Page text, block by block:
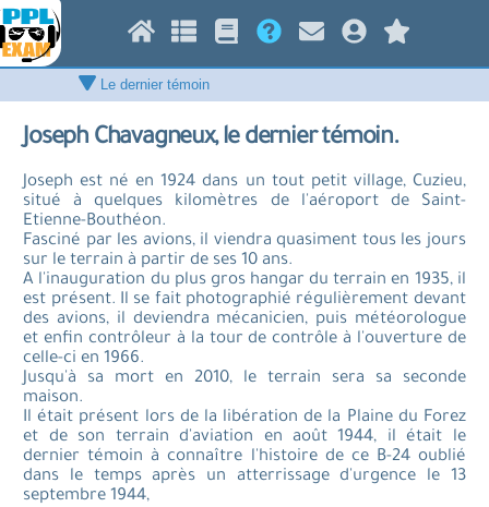
Joseph Chavagneux, le dernier témoin.
Joseph est né en 1924 dans un tout petit village, Cuzieu,
situé à quelques kilomètres de l'aéroport de Saint-
Etienne-Bouthéon.
Fasciné par les avions, il viendra quasiment tous les jours
sur le terrain à partir de ses 10 ans.
A l'inauguration du plus gros hangar du terrain en 1935, il
est présent. Il se fait photographié régulièrement devant
des avions, il deviendra mécanicien, puis météorologue
et enfin contrôleur à la tour de contrôle à l'ouverture de
celle-ci en 1966.
Jusqu'à sa mort en 2010, le terrain sera sa seconde
maison.
Il était présent lors de la libération de la Plaine du Forez
et de son terrain d'aviation en août 1944, il était le
dernier témoin à connaître l'histoire de ce B-24 oublié
dans le temps après un atterrissage d'urgence le 13
septembre 1944,